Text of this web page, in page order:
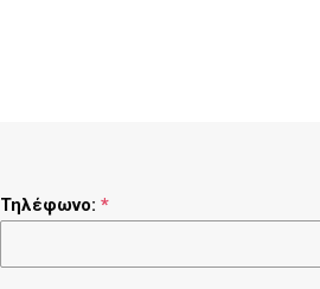
Τηλέφωνο: *